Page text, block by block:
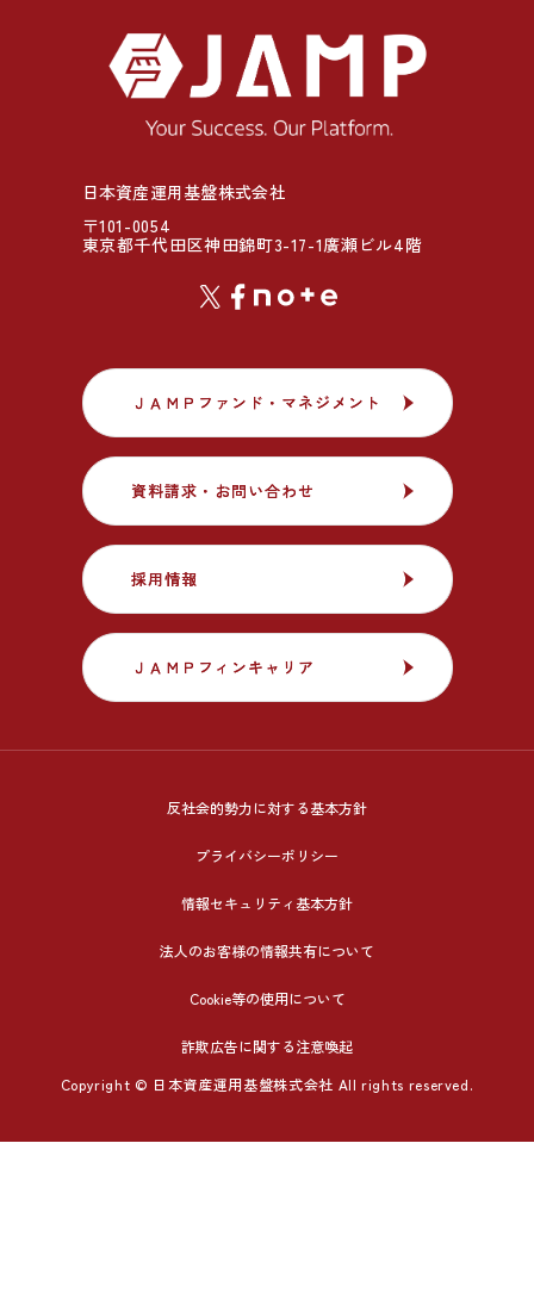
日本資産運用基盤株式会社
〒101-0054
東京都千代田区神田錦町3-17-1廣瀬ビル4階
ＪＡＭＰファンド・マネジメント
ＪＡＭＰファンド・マネジメント
資料請求・お問い合わせ
資料請求・お問い合わせ
採用情報
採用情報
ＪＡＭＰフィンキャリア
ＪＡＭＰフィンキャリア
反社会的勢力に対する基本方針
プライバシーポリシー
情報セキュリティ基本方針
法人のお客様の情報共有について
Cookie等の使用について
詐欺広告に関する注意喚起
Copyright © 日本資産運用基盤株式会社 All rights reserved.